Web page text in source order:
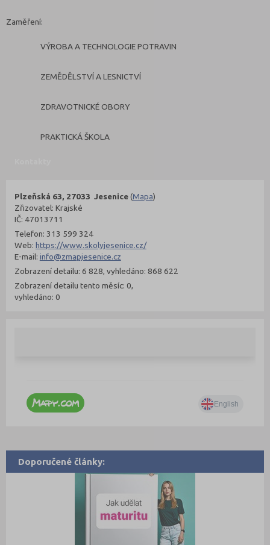
Zaměření:
VÝROBA A TECHNOLOGIE POTRAVIN
ZEMĚDĚLSTVÍ A LESNICTVÍ
ZDRAVOTNICKÉ OBORY
PRAKTICKÁ ŠKOLA
Plzeňská 63, 27033 Jesenice(Mapa)
Zřizovatel: Krajské
IČ: 47013711
Telefon: 313 599 324
Web: https://www.skolyjesenice.cz/
E-mail: info@zmapjesenice.cz
Zobrazení detailu: 6 828, vyhledáno: 868 622
Zobrazení detailu tento měsíc: 0,
vyhledáno: 0
Doporučené články: